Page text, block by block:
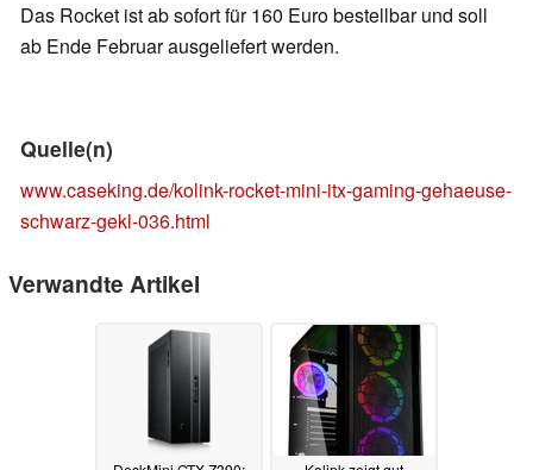
Das Rocket ist ab sofort für 160 Euro bestellbar und soll
ab Ende Februar ausgeliefert werden.
Quelle(n)
www.caseking.de/kolink-rocket-mini-itx-gaming-gehaeuse-
schwarz-gekl-036.html
Verwandte Artikel